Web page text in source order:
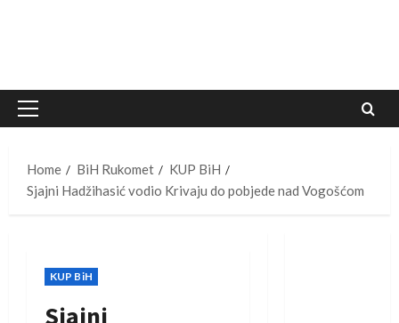
Primary
Home
BiH Rukomet
KUP BiH
Sjajni Hadžihasić vodio Krivaju do pobjede nad Vogošćom
KUP BiH
Sjajni